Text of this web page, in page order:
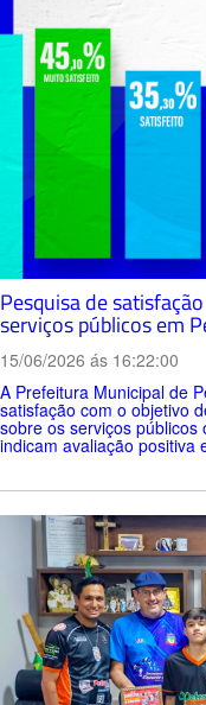
Pesquisa de
serviços públicos em
15/06/2026 ás 16:22:00
A Prefeitura Municipal de
satisfação com o objetivo
sobre os serviços
indicam avaliação positiva